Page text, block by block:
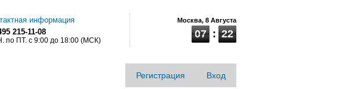
информация
215-11-08
по ПТ. с 9:00 до 18:00 (МСК)
Москва, 8 Августа
22
:
07
Регистрация Вход